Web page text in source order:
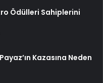
Ödülleri Sahiplerini
Kazasına Neden